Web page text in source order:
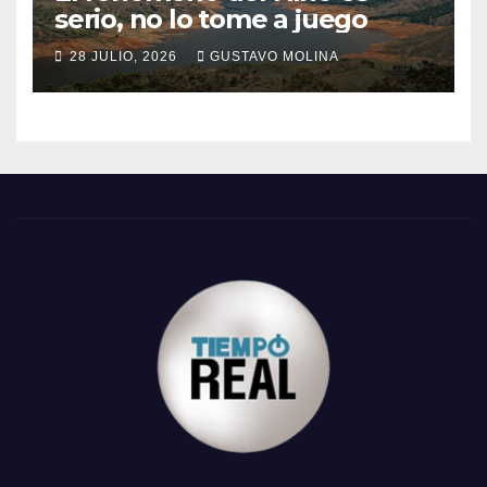
serio, no lo tome a juego
28 JULIO, 2026 GUSTAVO MOLINA